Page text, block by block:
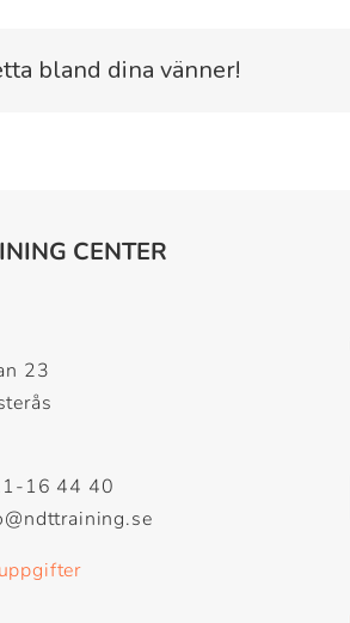
bland dina vänner!
CENTER
23
16 44 40